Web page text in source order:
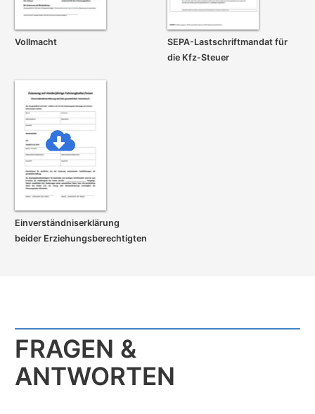
Vollmacht
SEPA-Lastschrift­mandat für
die Kfz-Steuer
Einverständnis­erklärung
beider Erziehungs­berechtigten
FRAGEN &
ANTWORTEN